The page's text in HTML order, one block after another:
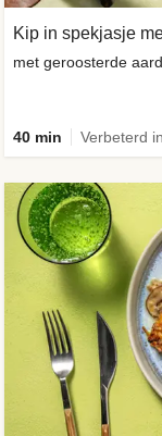
Kip in spekjasje
met geroosterde
40 min Verbeterd